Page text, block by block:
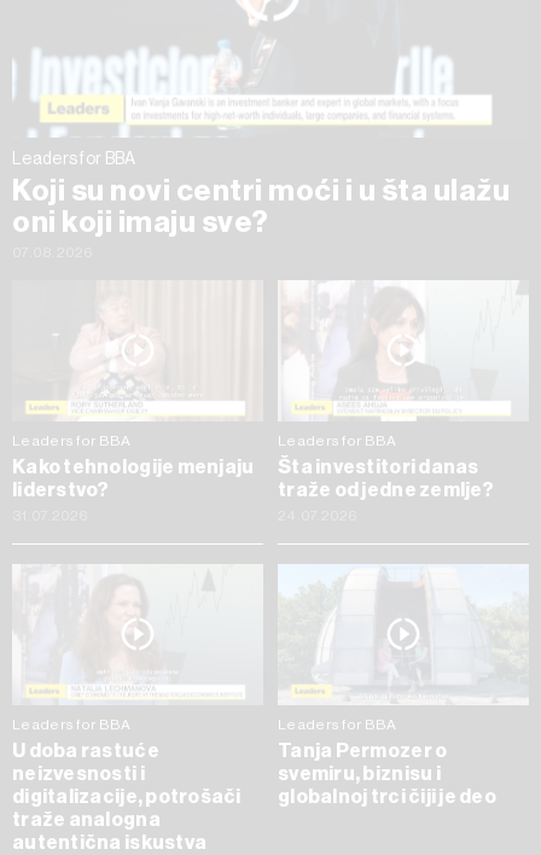
trenutku opozvati bez negativnih posledica.
Leaders for BBA
Koji su novi centri moći i u šta ulažu
oni koji imaju sve?
Leaders for BBA
Kako tehnologije menjaju
liderstvo?
Leaders for BBA
Šta investitori danas
traže od jedne zemlje?
Leaders for BBA
U doba rastuće
neizvesnosti i
digitalizacije, potrošači
traže analogna
autentična iskustva
Leaders for BBA
Tanja Permozer o
svemiru, biznisu i
globalnoj trci čiji je deo